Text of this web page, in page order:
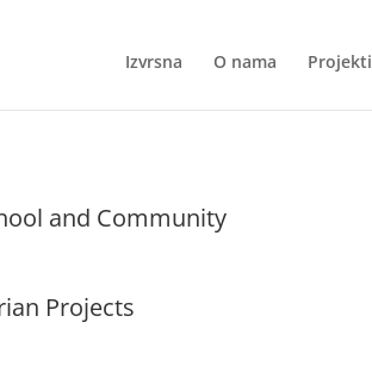
Izvrsna O nama Projekti
and Community
Projects